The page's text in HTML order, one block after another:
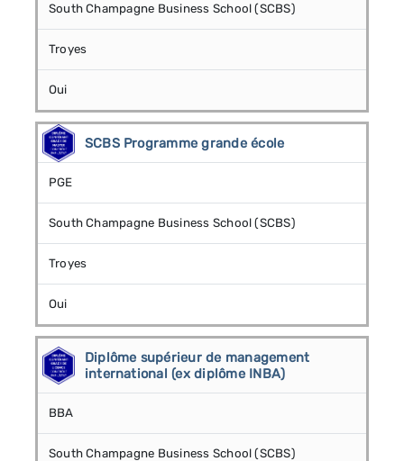
South Champagne Business School (SCBS)
Troyes
Oui
SCBS Programme grande école
PGE
South Champagne Business School (SCBS)
Troyes
Oui
Diplôme supérieur de management
international (ex diplôme INBA)
BBA
South Champagne Business School (SCBS)